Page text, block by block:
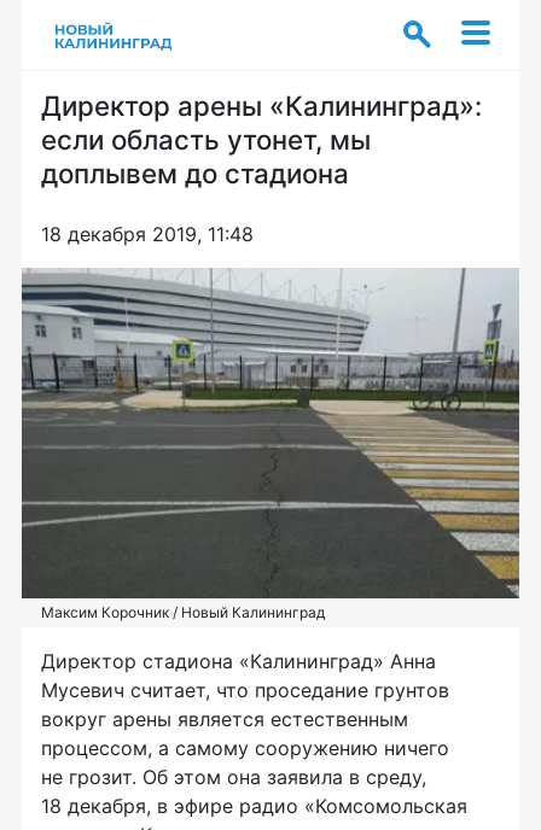
Директор арены «Калининград»:
если область утонет, мы
доплывем до стадиона
18 декабря 2019, 11:48
Максим Корочник / Новый Калининград
Директор стадиона «Калининград» Анна
Мусевич считает, что проседание грунтов
вокруг арены является естественным
процессом, а самому сооружению ничего
не грозит. Об этом она заявила в среду,
18 декабря, в эфире радио «Комсомольская